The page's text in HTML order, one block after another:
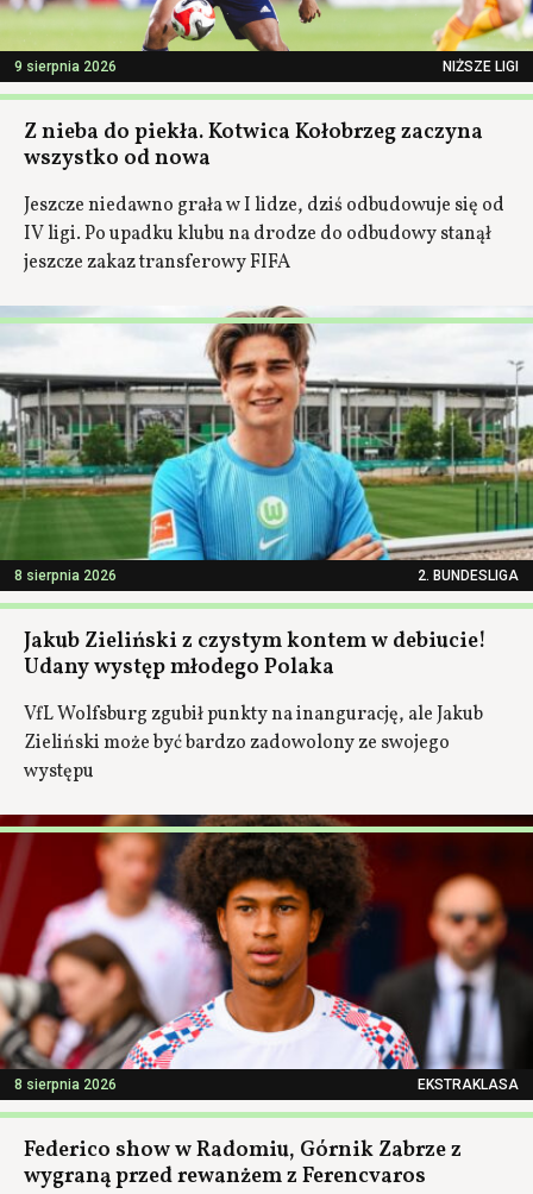
9 sierpnia 2026 NIŻSZE LIGI
Z nieba do piekła. Kotwica Kołobrzeg zaczyna
wszystko od nowa
Jeszcze niedawno grała w I lidze, dziś odbudowuje się od
IV ligi. Po upadku klubu na drodze do odbudowy stanął
jeszcze zakaz transferowy FIFA
8 sierpnia 2026 2. BUNDESLIGA
Jakub Zieliński z czystym kontem w debiucie!
Udany występ młodego Polaka
VfL Wolfsburg zgubił punkty na inangurację, ale Jakub
Zieliński może być bardzo zadowolony ze swojego
występu
8 sierpnia 2026 EKSTRAKLASA
Federico show w Radomiu, Górnik Zabrze z
wygraną przed rewanżem z Ferencvaros